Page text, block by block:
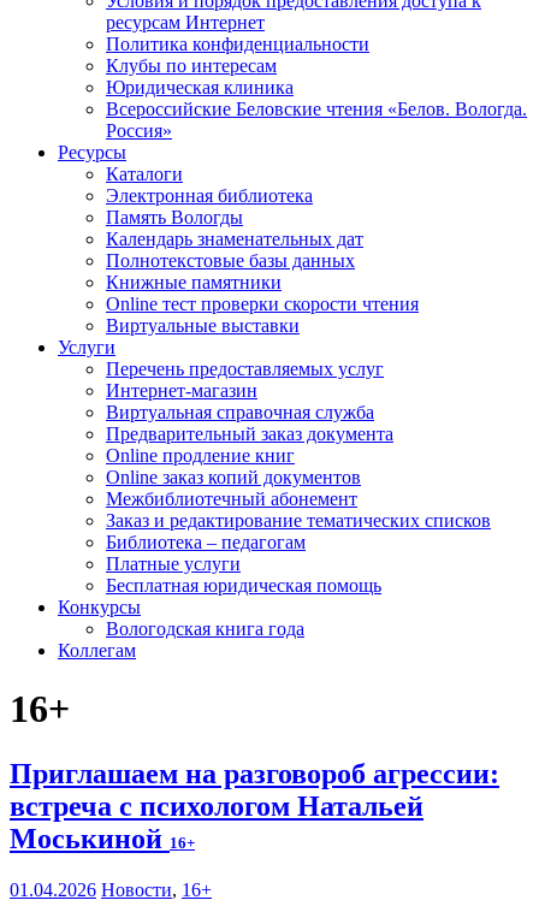
ресурсам Интернет
Политика конфиденциальности
Клубы по интересам
Юридическая клиника
Всероссийские Беловские чтения «Белов. Вологда.
Россия»
Ресурсы
Каталоги
Электронная библиотека
Память Вологды
Календарь знаменательных дат
Полнотекстовые базы данных
Книжные памятники
Online тест проверки скорости чтения
Виртуальные выставки
Услуги
Перечень предоставляемых услуг
Интернет-магазин
Виртуальная справочная служба
Предварительный заказ документа
Online продление книг
Online заказ копий документов
Межбиблиотечный абонемент
Заказ и редактирование тематических списков
Библиотека – педагогам
Платные услуги
Бесплатная юридическая помощь
Конкурсы
Вологодская книга года
Коллегам
16+
Приглашаем на разговороб агрессии:
встреча с психологом Натальей
Моськиной 16+
01.04.2026 Новости, 16+